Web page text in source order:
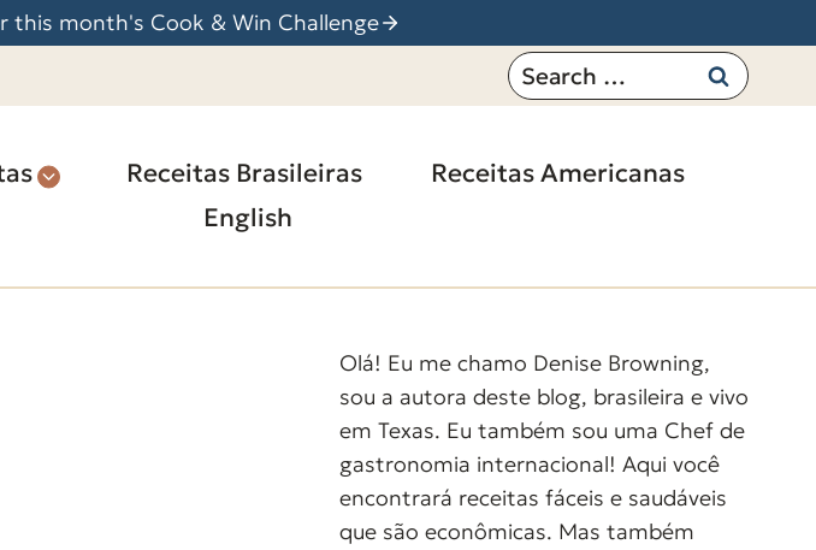
this month's Cook & Win Challenge
Search
for:
Receitas Brasileiras
Receitas Americanas
English
Olá! Eu me chamo Denise Browning,
sou a autora deste blog, brasileira e vivo
em Texas. Eu também sou uma Chef de
gastronomia internacional! Aqui você
encontrará receitas fáceis e saudáveis
que são econômicas. Mas também